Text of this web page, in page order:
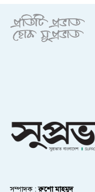
সম্পাদক :রুশো মাহমুদ